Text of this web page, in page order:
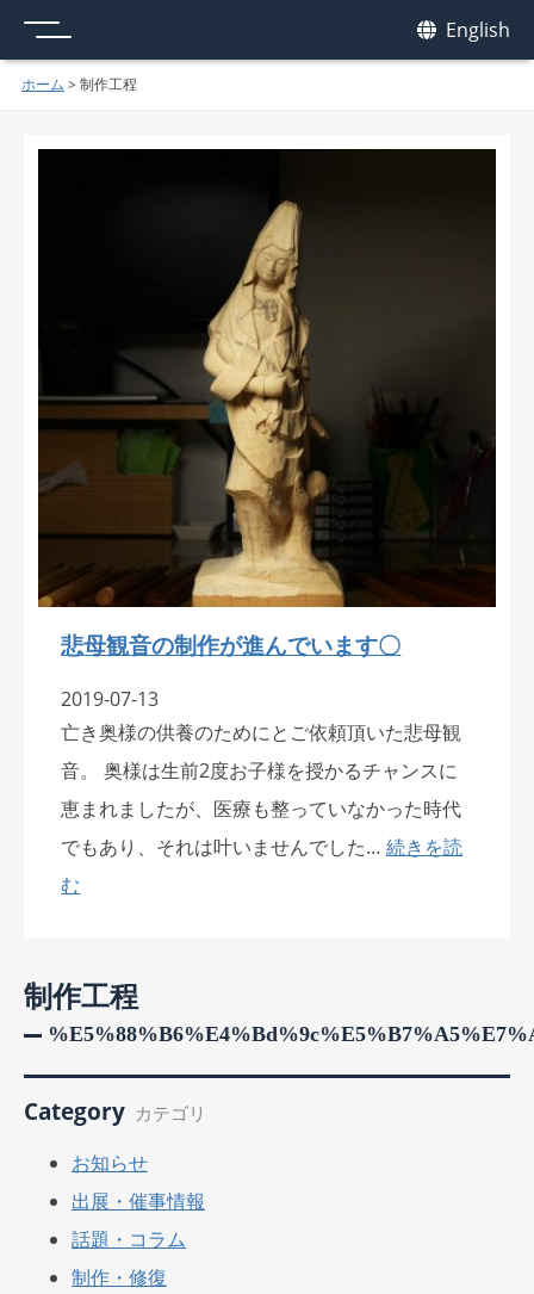
English
ホーム > 制作工程
制作工程
Category カテゴリ
お知らせ
出展・催事情報
話題・コラム
制作・修復
悲母観音の制作が進んでいます〇
2019-07-13
亡き奥様の供養のためにとご依頼頂いた悲母観
音。 奥様は生前2度お子様を授かるチャンスに
恵まれましたが、医療も整っていなかった時代
でもあり、それは叶いませんでした…続きを読
む